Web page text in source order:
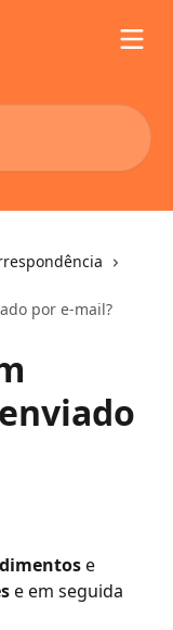
por e-mail?
e
e em seguida